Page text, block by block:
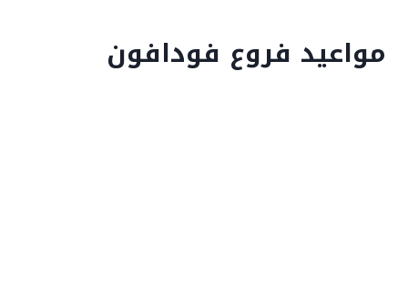
مواعيد فروع فودافون